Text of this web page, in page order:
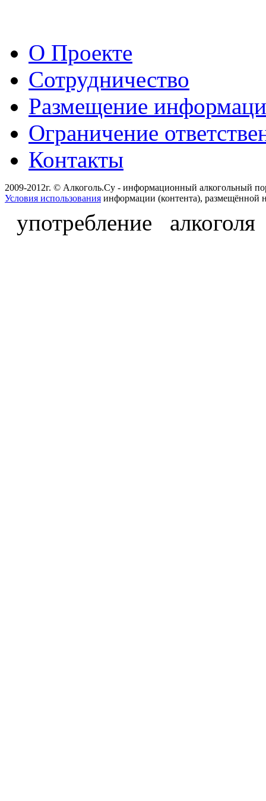
О Проекте
Сотрудничество
Размещение
Ограничение
Контакты
2009-2012г. © Алкоголь.Су - информационный алкогольный
Условия использования информации (контента), размещённой
употребление